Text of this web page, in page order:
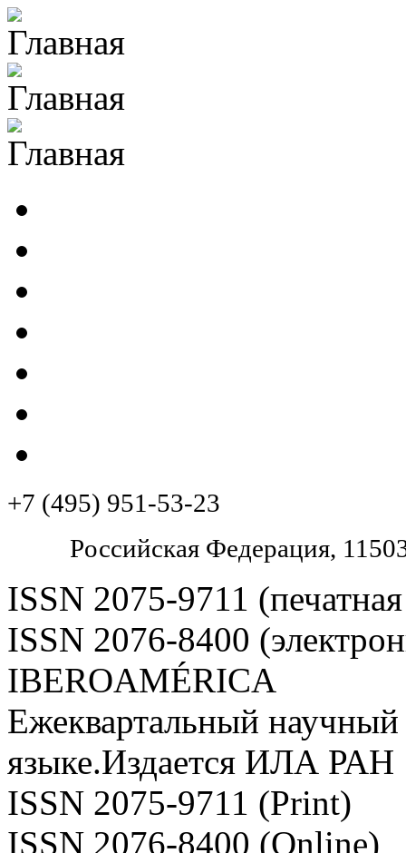
Перейти к основному содержанию
+7 (495) 951-53-23
Pоссийская Федерация,
ISSN 2075-9711
ISSN 2076-8400
IBEROAMÉRICA
Ежеквартальный
языке.Издается ИЛА РАН
ISSN 2075-9711 (Print)
ISSN 2076-8400 (Online)